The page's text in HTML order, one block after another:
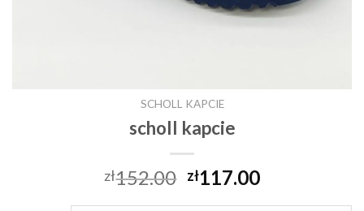
SCHOLL KAPCIE
scholl kapcie
zł152.00 zł117.00